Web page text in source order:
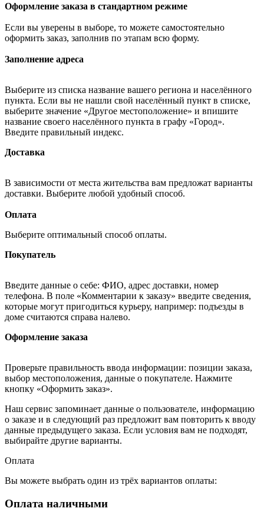
Оформление заказа в стандартном режиме
Если вы уверены в выборе, то можете самостоятельно
оформить заказ, заполнив по этапам всю форму.
Заполнение адреса
Выберите из списка название вашего региона и населённого
пункта. Если вы не нашли свой населённый пункт в списке,
выберите значение «Другое местоположение» и впишите
название своего населённого пункта в графу «Город».
Введите правильный индекс.
Доставка
В зависимости от места жительства вам предложат варианты
доставки. Выберите любой удобный способ.
Оплата
Выберите оптимальный способ оплаты.
Покупатель
Введите данные о себе: ФИО, адрес доставки, номер
телефона. В поле «Комментарии к заказу» введите сведения,
которые могут пригодиться курьеру, например: подъезды в
доме считаются справа налево.
Оформление заказа
Проверьте правильность ввода информации: позиции заказа,
выбор местоположения, данные о покупателе. Нажмите
кнопку «Оформить заказ».
Наш сервис запоминает данные о пользователе, информацию
о заказе и в следующий раз предложит вам повторить к вводу
данные предыдущего заказа. Если условия вам не подходят,
выбирайте другие варианты.
Оплата
Вы можете выбрать один из трёх вариантов оплаты:
Оплата наличными